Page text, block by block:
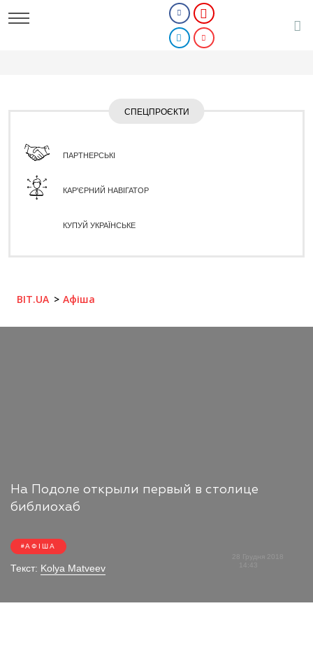
СПЕЦПРОЄКТИ
ПАРТНЕРСЬКІ
КАР'ЄРНИЙ НАВІГАТОР
КУПУЙ УКРАЇНСЬКЕ
BIT.UA Афіша
На Подоле открыли первый в столице
библиохаб
АФІША
Текст: Kolya Matveev
28 Грудня 2018